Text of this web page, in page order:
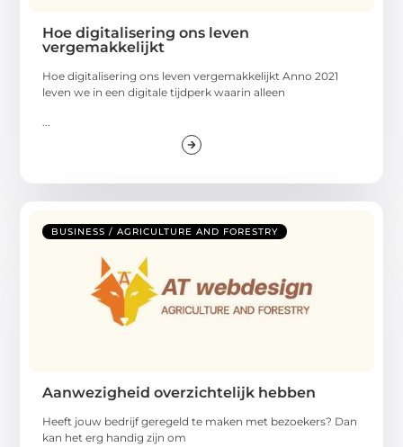
Hoe digitalisering ons leven
vergemakkelijkt
Hoe digitalisering ons leven vergemakkelijkt Anno 2021
leven we in een digitale tijdperk waarin alleen
BUSINESS / AGRICULTURE AND FORESTRY
Aanwezigheid overzichtelijk hebben
Heeft jouw bedrijf geregeld te maken met bezoekers? Dan
kan het erg handig zijn om